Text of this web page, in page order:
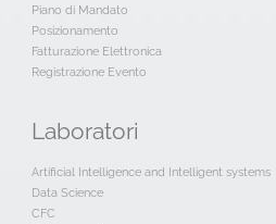
Piano di Mandato
Posizionamento
Fatturazione Elettronica
Registrazione Evento
Laboratori
Artificial Intelligence and Intelligent systems
Data Science
CFC